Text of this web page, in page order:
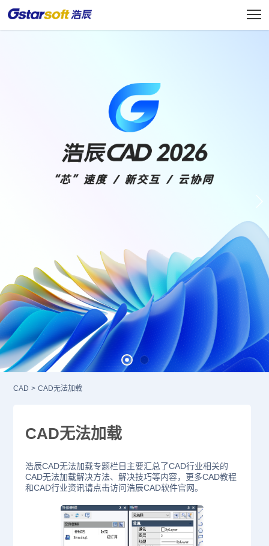
CAD > CAD无法加载
CAD无法加载
浩辰CAD无法加载专题栏目主要汇总了CAD行业相关的
CAD无法加载解决方法、解决技巧等内容，更多CAD教程
和CAD行业资讯请点击访问浩辰CAD软件官网。